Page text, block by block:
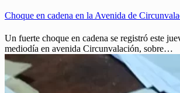
Choque en cadena en la Avenida de
Un fuerte choque en cadena se registró este
mediodía en avenida Circunvalación, sobre…